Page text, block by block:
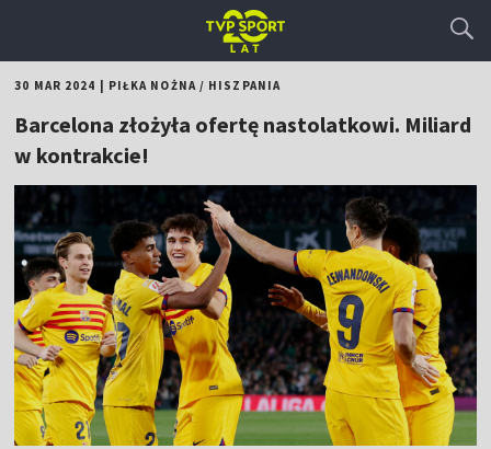
30 MAR 2024 PIŁKA NOŻNA/ HISZPANIA
Barcelona złożyła ofertę nastolatkowi. Miliard
w kontrakcie!